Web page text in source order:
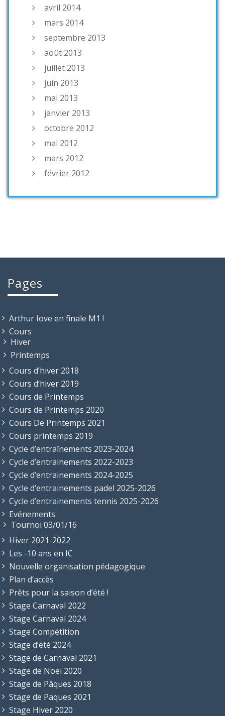
avril 2014
mars 2014
septembre 2013
août 2013
juillet 2013
juin 2013
mai 2013
janvier 2013
octobre 2012
mai 2012
mars 2012
février 2012
Pages
Arthur Iove en finale M1 !
Cours
Hiver
Printemps
Cours d’hiver 2018
Cours d’hiver 2019
Cours de Printemps
Cours de Printemps 2020
Cours De Printemps 2021
Cours printemps 2019
Cycle d’entraînements 2023-2024
Cycle d’entrainements 2022-2023
Cycle d’entrainements 2024-2025
Cycle d’entrainements padel 2025-2026
Cycle d’entrainements tennis 2025-2026
Evénements
Tournoi 03/01/16
Hiver 2021-2022
Les -10 ans en IC
Nouvelle organisation pédagogique
Plan d’accès
Prêts pour la saison d’été !
Stage Carnaval 2022
Stage Carnaval 2024
Stage Compétition
Stage d’été 2024
Stage de Carnaval 2021
Stage de Noël 2020
Stage de Pâques 2018
Stage de Paques 2021
Stage Hiver 2020